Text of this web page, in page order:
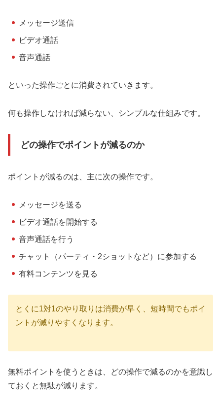
メッセージ送信
ビデオ通話
音声通話
といった操作ごとに消費されていきます。
何も操作しなければ減らない、シンプルな仕組みです。
どの操作でポイントが減るのか
ポイントが減るのは、主に次の操作です。
メッセージを送る
ビデオ通話を開始する
音声通話を行う
チャット（パーティ・2ショットなど）に参加する
有料コンテンツを見る
とくに1対1のやり取りは消費が早く、短時間でもポイ
ントが減りやすくなります。
無料ポイントを使うときは、どの操作で減るのかを意識し
ておくと無駄が減ります。